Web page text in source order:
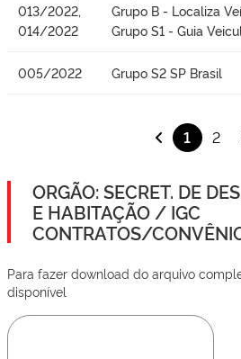
013/2022,
014/2022
Grupo B - Localiza
Grupo S1 - Guia
005/2022 Grupo S2 SP Brasil
1 2
ORGÃO: SECRET. DE
E HABITAÇÃO / IGC
CONTRATOS/
Para fazer download do arquivo
disponível